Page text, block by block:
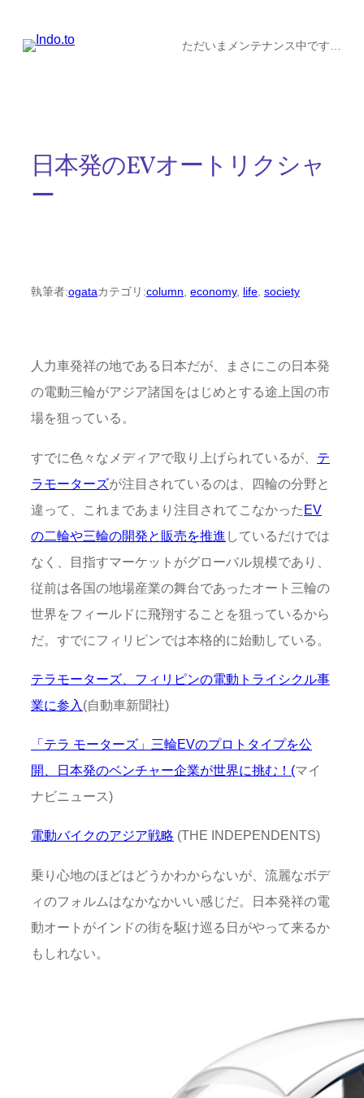
ただいまメンテナンス中です…
日本発のEVオートリクシャ
ー
執筆者:ogataカテゴリ:column economy, life society
人力車発祥の地である日本だが、まさにこの日本発
の電動三輪がアジア諸国をはじめとする途上国の市
場を狙っている。
すでに色々なメディアで取り上げられているが、 テ
ラモーターズが注目されているのは、四輪の分野と
違って、これまであまり注目されてこなかったEV
の二輪や三輪の開発と販売を推進 しているだけでは
なく、目指すマーケットがグローバル規模であり、
従前は各国の地場産業の舞台であったオート三輪の
世界をフィールドに飛翔することを狙っているから
だ。すでにフィリピンでは本格的に始動している。
テラモーターズ、フィリピンの電動トライシクル事
業に参入 (自動車新聞社)
「テラ モーターズ」三輪EVのプロトタイプを公
開、日本発のベンチャー企業が世界に挑む！(マイ
ナビニュース)
電動バイクのアジア戦略 (THE INDEPENDENTS)
乗り心地のほどはどうかわからないが、流麗なボデ
ィのフォルムはなかなかいい感じだ。日本発祥の電
動オートがインドの街を駆け巡る日がやって来るか
もしれない。